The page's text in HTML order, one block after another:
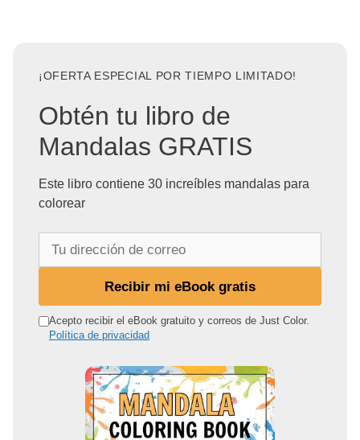
¡OFERTA ESPECIAL POR TIEMPO LIMITADO!
Obtén tu libro de
Mandalas GRATIS
Este libro contiene 30 increíbles mandalas para
colorear
r
Recibir mi eBook gratis
Acepto recibir el eBook gratuito y correos de Just Color.
Política de privacidad